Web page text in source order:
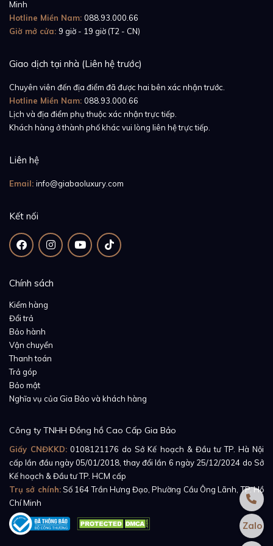
cây kim xanh lam.
Để tạo ra màu xanh lam này, Cartier không sử dụng
để tạo nên một lớp oxit bao bọc bên ngoài. Nhiệt độ
để tạo ra màu xanh lam vào khoảng gần 300 độ C.
Nếu có một chút sai lệch, lớp oxit sẽ bị chuyển qua
màu khác, và công đoạn này cần được thực hiện lại từ
Bên trong chiếc đồng hồ là bộ máy Caliber 076 có
khả năng tự động lên dây cót. Tuy nhiên, chúng ta sẽ
đồng hồ đã được làm kín. Đây là máy Ebauche của
ETA, một thương hiệu sản xuất máy của tập đoàn
Swatch.
Minh
Hotline Miền Nam: 088.93.000.66
Giờ mở cửa: 9 giờ - 19 giờ (T2 - CN)
Giao dịch tại nhà (Liên hệ trước)
Chuyên viên đến địa điểm đã được hai bên xác nhận trước.
Hotline Miền Nam: 088.93.000.66
Lịch và địa điểm phụ thuộc xác nhận trực tiếp.
Khách hàng ở thành phố khác vui lòng liên hệ trực tiếp.
Liên hệ
Email: info@giabaoluxury.com
Kết nối
Chính sách
Kiểm hàng
Đổi trả
Bảo hành
Vận chuyển
Thanh toán
Trả góp
Bảo mật
Nghĩa vụ của Gia Bảo và khách hàng
Công ty TNHH Đồng hồ Cao Cấp Gia Bảo
Giấy CNĐKKD: 0108121176 do Sở Kế hoạch & Đầu tư TP. Hà Nội
cấp lần đầu ngày 05/01/2018, thay đổi lần 6 ngày 25/12/2024 do Sở
Kế hoạch & Đầu tư TP. HCM cấp
Trụ sở chính:Số 164 Trần Hưng Đạo, Phường Cầu Ông Lãnh, TP. Hồ
Chí Minh
Zalo